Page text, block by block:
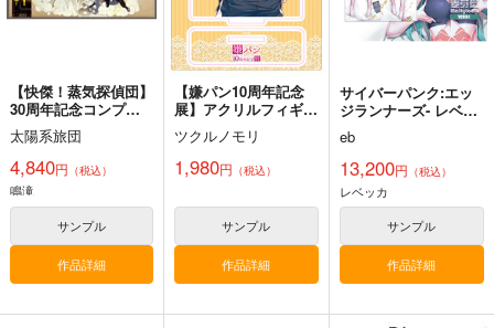
サンプル
カート
サンプル
【快傑！蒸気探偵団】
30周年記念コンプリ
ートイラスト集
太陽系旅団
4,840円 （税込）
鳴滝
サンプル
作品詳細
【嫌パン10周年記念
展】アクリルフィギュ
アD
ツクルノモリ
1,980円 （税込）
サンプル
作品詳細
サイバーパンク:エッ
ジランナーズ- レベッ
カ-160CMX50CM抱き
枕カバー【YC1151】
eb
13,200円 （税込）
レベッカ
サンプル
作品詳細